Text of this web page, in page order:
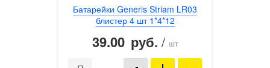
Батарейки Generis Striam LR03
блистер 4 шт 1*4*12
39.00 руб. / шт